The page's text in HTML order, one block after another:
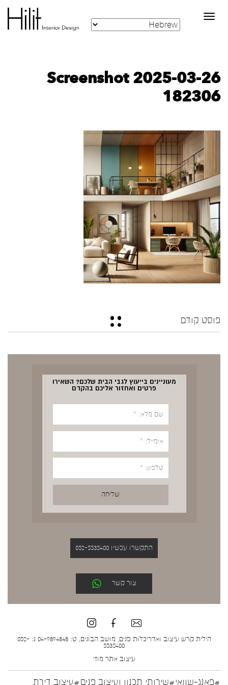
Toggle
navigation
Screenshot 2025-03-26
182306
פוסט קודם
מעוניינים בייעוץ לגבי הבית שלכם? השאירו
פרטים ואחזור אליכם בהקדם
התקשרו עכשיו 052-5535400
צור קשר
הילית קרש עיצוב ואדריכלות פנים, מושב הבונים, ט: 04-9894848 נ: 052-
5535400
עיצוב אתר מוזי
#פאנג-שוואי#שירותי תכנון ועיצוב פנים#עיצוב דירת